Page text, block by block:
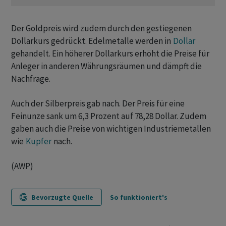
Der Goldpreis wird zudem durch den gestiegenen
Dollarkurs gedrückt. Edelmetalle werden in Dollar
gehandelt. Ein höherer Dollarkurs erhöht die Preise für
Anleger in anderen Währungsräumen und dämpft die
Nachfrage.
Auch der Silberpreis gab nach. Der Preis für eine
Feinunze sank um 6,3 Prozent auf 78,28 Dollar. Zudem
gaben auch die Preise von wichtigen Industriemetallen
wie Kupfer nach.
(AWP)
Bevorzugte Quelle So funktioniert's